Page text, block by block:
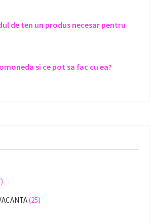
de ten un produs necesar pentru
si ce pot sa fac cu ea?
(25)